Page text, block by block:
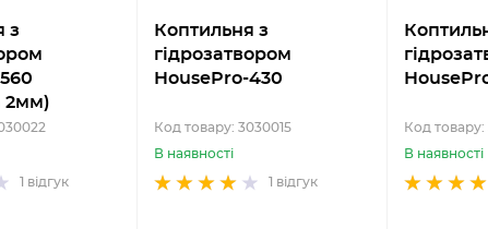
з
2мм)
1 відгук
Коптильня з
гідрозатвором
HousePro-430
Код товару: 3030015
В наявності
1 відгук
Код товару:
В наявності